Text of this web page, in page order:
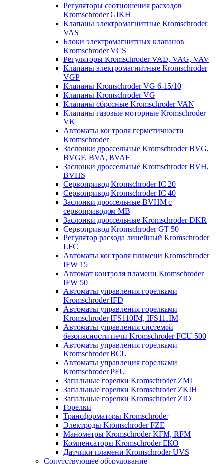
Регуляторы соотношения расходов
Kromschroder GIKH
Клапаны электромагнитные Kromschroder
VAS
Блоки электромагнитных клапанов
Kromschroder VCS
Регуляторы Kromschroder VAD, VAG, VAV
Клапаны электромагнитные Kromschroder
VGP
Клапаны Kromschroder VG 6-15/10
Клапаны Kromschroder VG
Клапаны сбросные Kromschroder VAN
Клапаны газовые моторные Kromschroder
VK
Автоматы контроля герметичности
Kromschroder
Заслонки дроссельные Kromschroder BVG,
BVGF, BVA, BVAF
Заслонки дроссельные Kromschroder BVH,
BVHS
Сервопривод Kromschroder IC 20
Сервопривод Kromschroder IC 40
Заслонки дроссельные BVHM с
сервоприводом МВ
Заслонки дроссельные Kromschroder DKR
Cервопривод Kromschroder GT 50
Регулятор расхода линейный Kromschroder
LFC
Автоматы контроля пламени Kromschroder
IFW 15
Автомат контроля пламени Kromschroder
IFW 50
Автоматы управления горелками
Kromschroder IFD
Автоматы управления горелками
Kromschroder IFS110IM, IFS111IM
Автоматы управления системой
безопасности печи Kromschroder FCU 500
Автоматы управления горелками
Kromschroder BCU
Автоматы управления горелками
Kromschroder PFU
Запальные горелки Kromschroder ZМI
Запальные горелки Kromschroder ZKIH
Запальные горелки Kromschroder ZIO
Горелки
Трансформаторы Kromschroder
Электроды Kromschroder FZE
Манометры Kromschroder KFM, RFM
Компенсаторы Kromschroder ЕКО
Датчики пламени Kromschroder UVS
Сопутствующее оборудование